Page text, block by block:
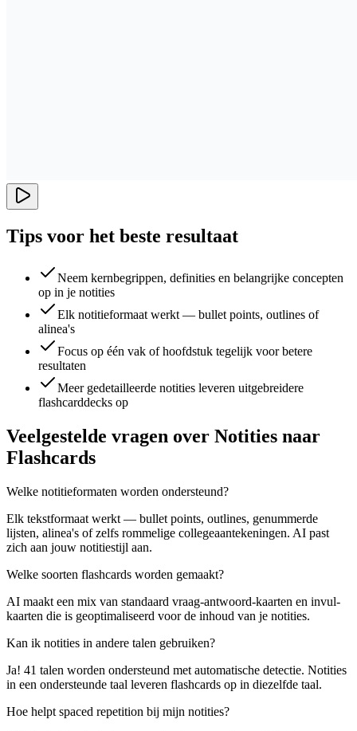
Tips voor het beste resultaat
Neem kernbegrippen, definities en belangrijke concepten
op in je notities
Elk notitieformaat werkt — bullet points, outlines of
alinea's
Focus op één vak of hoofdstuk tegelijk voor betere
resultaten
Meer gedetailleerde notities leveren uitgebreidere
flashcarddecks op
Veelgestelde vragen over Notities naar
Flashcards
Welke notitieformaten worden ondersteund?
Elk tekstformaat werkt — bullet points, outlines, genummerde
lijsten, alinea's of zelfs rommelige collegeaantekeningen. AI past
zich aan jouw notitiestijl aan.
Welke soorten flashcards worden gemaakt?
AI maakt een mix van standaard vraag-antwoord-kaarten en invul-
kaarten die is geoptimaliseerd voor de inhoud van je notities.
Kan ik notities in andere talen gebruiken?
Ja! 41 talen worden ondersteund met automatische detectie. Notities
in een ondersteunde taal leveren flashcards op in diezelfde taal.
Hoe helpt spaced repetition bij mijn notities?